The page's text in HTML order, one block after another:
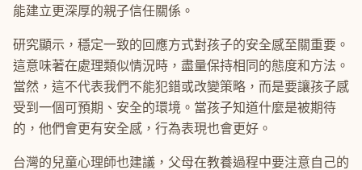
能建立更深厚的親子信任關係。
研究顯示，穩定一致的回應方式對孩子的安全感至關重要。
這意味著在處理類似情況時，盡量保持相同的態度和方法。
當然，這不代表我們不能犯錯或改變策略，而是要讓孩子感
受到一個可預期、安全的環境。當孩子知道什麼是被期待
的，他們會更有安全感，行為表現也會更好。
台灣的兒童心理師也建議，父母在教養過程中要注意自己的